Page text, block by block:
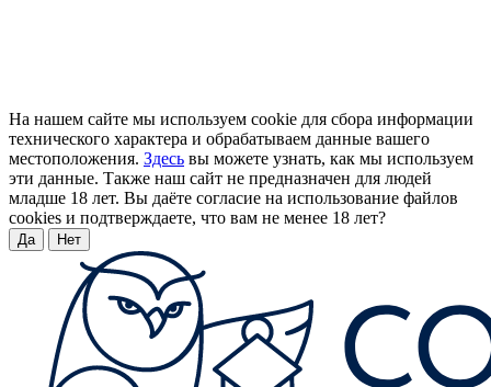
На нашем сайте мы используем cookie для сбора информации
технического характера и обрабатываем данные вашего
местоположения. Здесь вы можете узнать, как мы используем
эти данные. Также наш сайт не предназначен для людей
младше 18 лет. Вы даёте согласие на использование файлов
cookies и подтверждаете, что вам не менее 18 лет?
Да Нет